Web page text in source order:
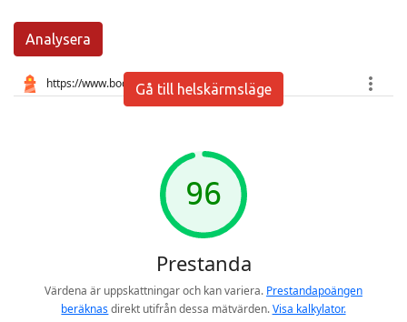
Analysera
Gå till helskärmsläge